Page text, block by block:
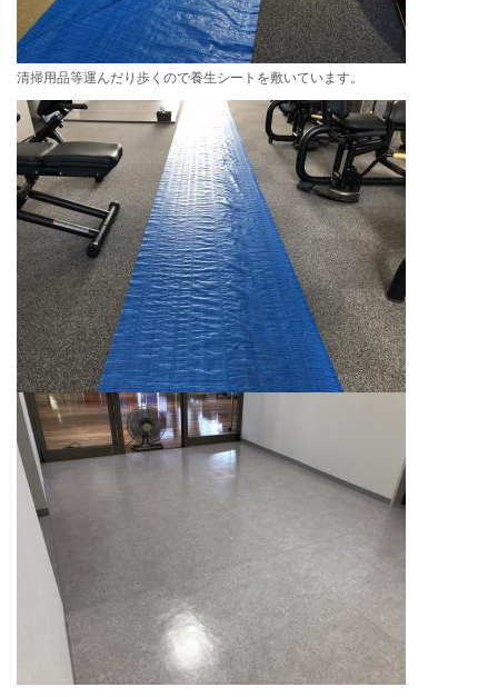
清掃用品等運んだり歩くので養生シートを敷いています。